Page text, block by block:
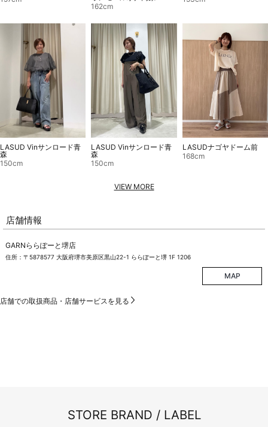
162cm
LASUD Vinサンロード青
森
150cm
LASUD Vinサンロード青
森
150cm
LASUDナゴヤドーム前
168cm
VIEW MORE
店舗情報
GARNららぽーと堺店
住所：〒5878577 大阪府堺市美原区黒山22-1 ららぽーと堺 1F 1206
MAP
店舗での取扱商品・店舗サービスを見る
STORE BRAND / LABEL